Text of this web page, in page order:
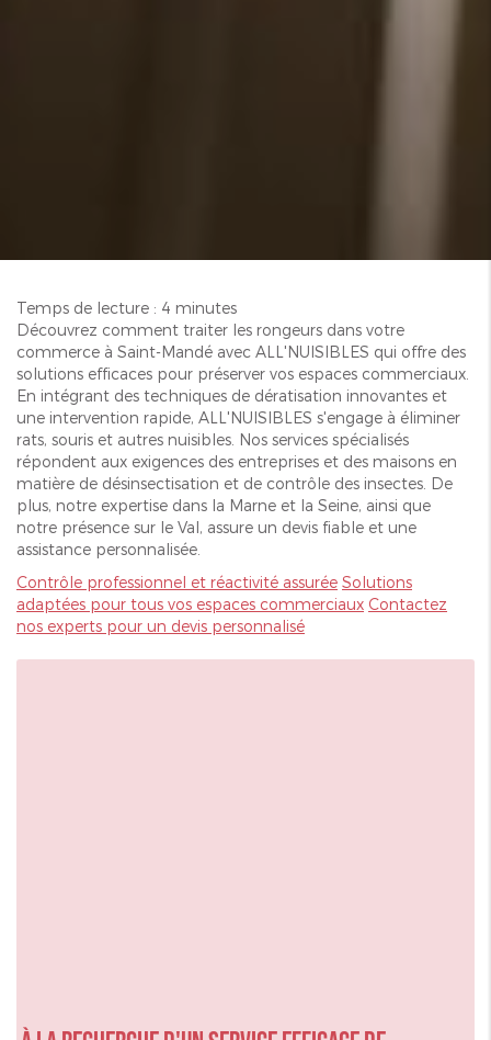
Temps de lecture : 4 minutes
Découvrez comment traiter les rongeurs dans votre
commerce à Saint-Mandé avec ALL'NUISIBLES qui offre des
solutions efficaces pour préserver vos espaces commerciaux.
En intégrant des techniques de dératisation innovantes et
une intervention rapide, ALL'NUISIBLES s'engage à éliminer
rats, souris et autres nuisibles. Nos services spécialisés
répondent aux exigences des entreprises et des maisons en
matière de désinsectisation et de contrôle des insectes. De
plus, notre expertise dans la Marne et la Seine, ainsi que
notre présence sur le Val, assure un devis fiable et une
assistance personnalisée.
Contrôle professionnel et réactivité assurée Solutions
adaptées pour tous vos espaces commerciaux Contactez
nos experts pour un devis personnalisé